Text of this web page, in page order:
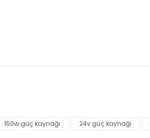
150w güç kaynağı 24v güç kaynağı